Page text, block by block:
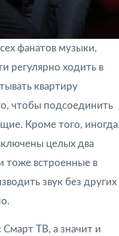
фанатов музыки,
регулярно ходить в
квартиру
чтобы подсоединить
Кроме того, иногда
целых два
тоже встроенные в
звук без других
Смарт ТВ, а значит и